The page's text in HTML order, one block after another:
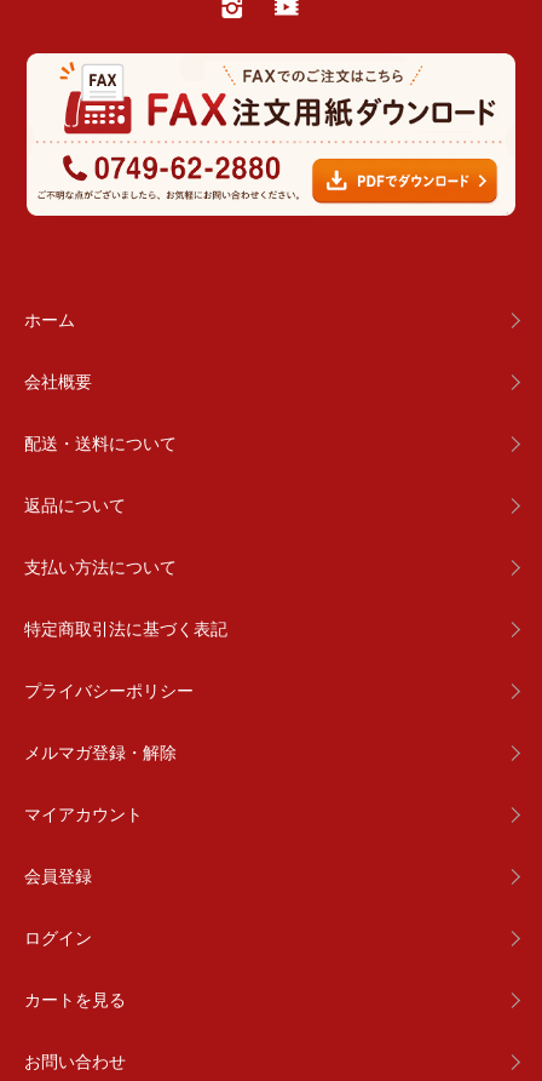
ホーム
会社概要
配送・送料について
返品について
支払い方法について
特定商取引法に基づく表記
プライバシーポリシー
メルマガ登録・解除
マイアカウント
会員登録
ログイン
カートを見る
お問い合わせ